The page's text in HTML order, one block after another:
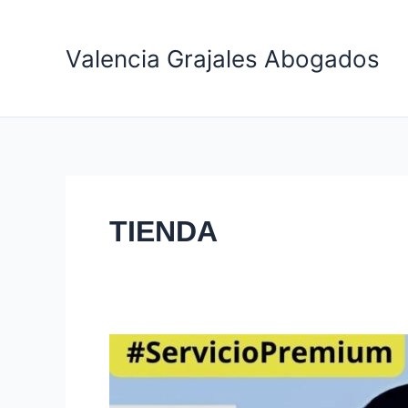
contenidoValencia Grajales Abogados
TIENDA
🎓
¿Consulta